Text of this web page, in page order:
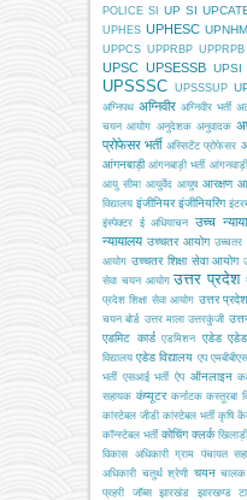
POLICE SI
UP SI
UPHES UPHESC UPNHM
UPPCS UPPRBP UPPRPB
UPSC UPSESSB UPSI
UPSSSC UPSSSUP
अग्निपथ अग्निवीर अग्निवीर भर्ती
चयन आयोग अनुदेशक अनुवादक
प्रोफेसर भर्ती अस्सिटेंट प्रोफेसर
आंगनबाड़ी आंगनबाड़ी भर्ती आंगनवाड़ी
आयु सीमा आयुर्वेद आयुष आरक्षण
विद्यालय इंजीनियर इंजीनियरिंग
इंस्पेक्टर ई अधियाचन उच्च
न्यायालय उच्चतर आयोग उच्चतर
आयोग उच्चतर शिक्षा सेवा आयोग
सेवा चयन आयोग उत्तर प्रदेश
प्रदेश शिक्षा सेवा आयोग उत्तर
चयन बोर्ड उत्तर माला उत्तरकुंजी
एडमिट कार्ड एडमिशन एडेड
विद्यालय एडेड विद्यालय एप एमबीबीएस
भर्ती एसआई भर्ती ऐप ऑनलाइन
सहायक कंप्यूटर कर्नाटक कस्तूरबा
कांस्टेबल जीडी कांस्टेबल भर्ती कृषि
कॉन्स्टेबल भर्ती कोचिंग क्लर्क खिलाड़ी
विकास अधिकारी ग्राम पंचायत
अधिकारी चतुर्थ श्रेणी चयन चालक
प्रहरी
जॉब्स झारखंड झारखण्ड